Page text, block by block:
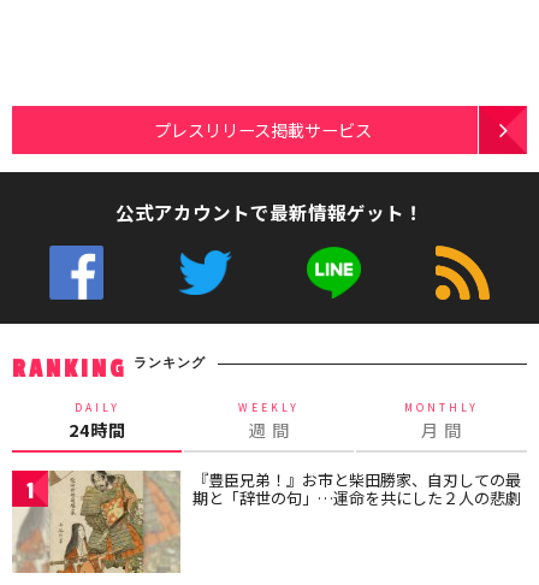
プレスリリース掲載サービス
公式アカウントで最新情報ゲット！
RANKING ランキング
DAILY
24時間
WEEKLY
週 間
MONTHLY
月 間
1 『豊臣兄弟！』お市と柴田勝家、自刃しての最
期と「辞世の句」…運命を共にした２人の悲劇